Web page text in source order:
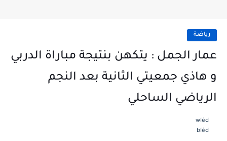
رياضة
عمار الجمل : يتكهن بنتيجة مباراة الدربي
و هاذي جمعيتي الثانية بعد النجم
الرياضي الساحلي
wléd
bléd